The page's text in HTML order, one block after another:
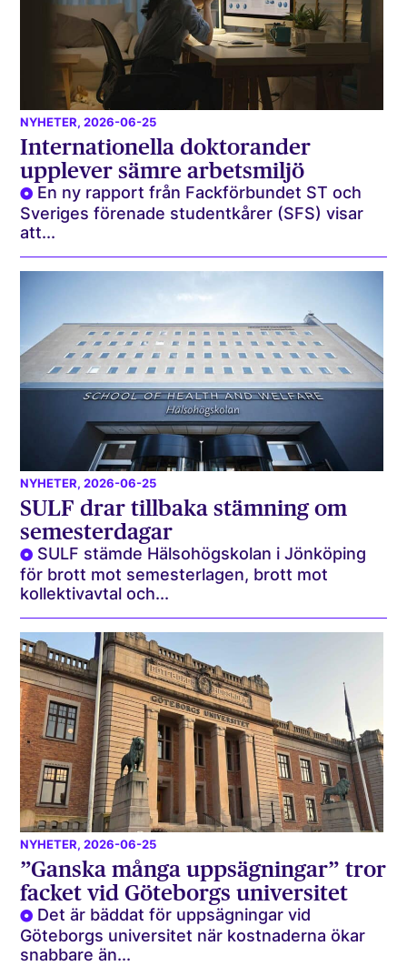
NYHETER, 2026-06-25
Internationella doktorander
upplever sämre arbetsmiljö
En ny rapport från Fackförbundet ST och
Sveriges förenade studentkårer (SFS) visar
att...
NYHETER, 2026-06-25
SULF drar tillbaka stämning om
semesterdagar
SULF stämde Hälsohögskolan i Jönköping
för brott mot semesterlagen, brott mot
kollektivavtal och...
NYHETER, 2026-06-25
”Ganska många uppsägningar” tror
facket vid Göteborgs universitet
Det är bäddat för uppsägningar vid
Göteborgs universitet när kostnaderna ökar
snabbare än...